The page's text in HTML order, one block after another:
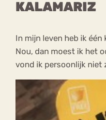
KALAMARIZ
In mijn leven heb ik
Nou, dan moest ik het
vond ik persoonlijk niet